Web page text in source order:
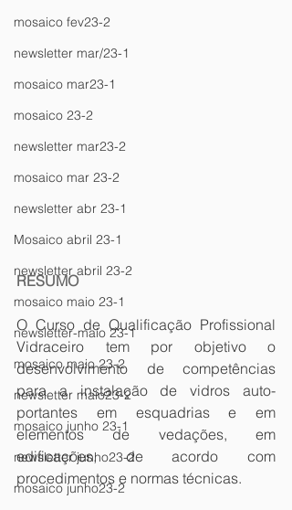
mosaico fev23-2
newsletter mar/23-1
mosaico mar23-1
mosaico 23-2
newsletter mar23-2
mosaico mar 23-2
newsletter abr 23-1
Mosaico abril 23-1
newsletter abril 23-2
mosaico maio 23-1
newsletter-maio 23-1
mosaico maio 23-2
newsletter maio23-2
mosaico junho 23-1
newsletter junho23-2
mosaico junho23-2
RESUMO
O Curso de Qualificação Profissional
Vidraceiro tem por objetivo o
desenvolvimento de competências
para a instalação de vidros auto-
portantes em esquadrias e em
elementos de vedações, em
edificações, de acordo com
procedimentos e normas técnicas.